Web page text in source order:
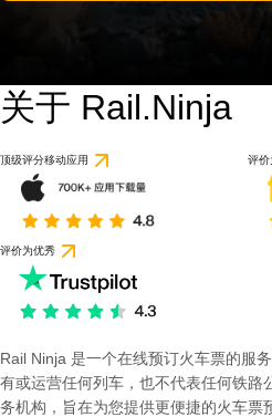
关于 Rail.Ninja
顶级评分移动应用 评价
评价为优秀
Rail Ninja 是一个在线预订火车票的服
有或运营任何列车，也不代表任何铁路
务机构，旨在为您提供更便捷的火车票